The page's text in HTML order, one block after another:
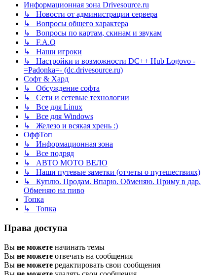
Информационная зона Drivesource.ru
↳ Новости от администрации сервера
↳ Вопросы общего характера
↳ Вопросы по картам, скинам и звукам
↳ F.A.Q
↳ Наши игроки
↳ Настройки и возможности DC++ Hub Logovo -
=Padonka=- (dc.drivesource.ru)
Софт & Хард
↳ Обсуждение софта
↳ Сети и сетевые технологии
↳ Все для Linux
↳ Все для Windows
↳ Железо и всякая хрень :)
ОффТоп
↳ Информационная зона
↳ Все подряд
↳ АВТО МОТО ВЕЛО
↳ Наши путевые заметки (отчеты о путешествиях)
↳ Куплю. Продам. Впарю. Обменяю. Приму в дар.
Обменяю на пиво
Топка
↳ Топка
Права доступа
Вы не можете начинать темы
Вы не можете отвечать на сообщения
Вы не можете редактировать свои сообщения